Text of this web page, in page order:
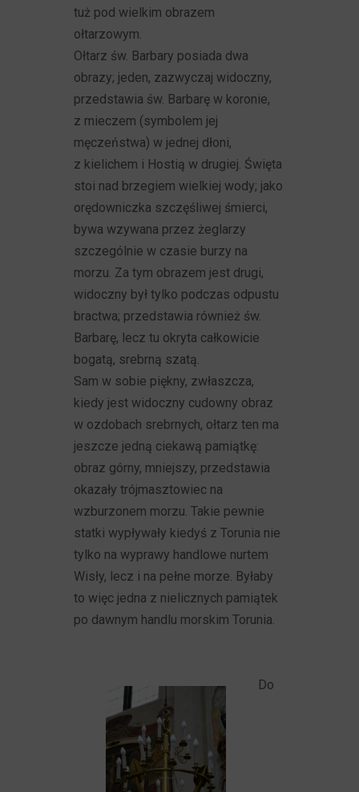
tuż pod wielkim obrazem
ołtarzowym.
Ołtarz św. Barbary posiada dwa
obrazy; jeden, zazwyczaj widoczny,
przedstawia św. Barbarę w koronie,
z mieczem (symbolem jej
męczeństwa) w jednej dłoni,
z kielichem i Hostią w drugiej. Święta
stoi nad brzegiem wielkiej wody; jako
orędowniczka szczęśliwej śmierci,
bywa wzywana przez żeglarzy
szczególnie w czasie burzy na
morzu. Za tym obrazem jest drugi,
widoczny był tylko podczas odpustu
bractwa; przedstawia również św.
Barbarę, lecz tu okryta całkowicie
bogatą, srebrną szatą.
Sam w sobie piękny, zwłaszcza,
kiedy jest widoczny cudowny obraz
w ozdobach srebrnych, ołtarz ten ma
jeszcze jedną ciekawą pamiątkę:
obraz górny, mniejszy, przedstawia
okazały trójmasztowiec na
wzburzonem morzu. Takie pewnie
statki wypływały kiedyś z Torunia nie
tylko na wyprawy handlowe nurtem
Wisły, lecz i na pełne morze. Byłaby
to więc jedna z nielicznych pamiątek
po dawnym handlu morskim Torunia.
Do